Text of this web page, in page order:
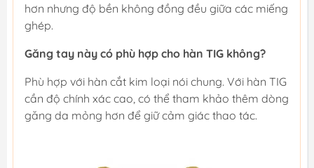
hơn nhưng độ bền không đồng đều giữa các miếng
ghép.
Găng tay này có phù hợp cho hàn TIG không?
Phù hợp với hàn cắt kim loại nói chung. Với hàn TIG
cần độ chính xác cao, có thể tham khảo thêm dòng
găng da mỏng hơn để giữ cảm giác thao tác.